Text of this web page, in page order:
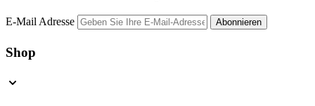
E-Mail Adresse Abonnieren
Shop